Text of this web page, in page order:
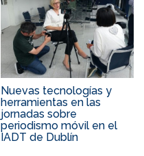
Nuevas tecnologías y
herramientas en las
jornadas sobre
periodismo móvil en el
IADT de Dublín